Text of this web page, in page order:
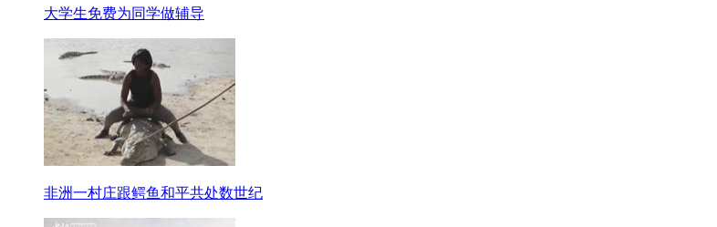
大学生免费为同学做辅导
非洲一村庄跟鳄鱼和平共处数世纪